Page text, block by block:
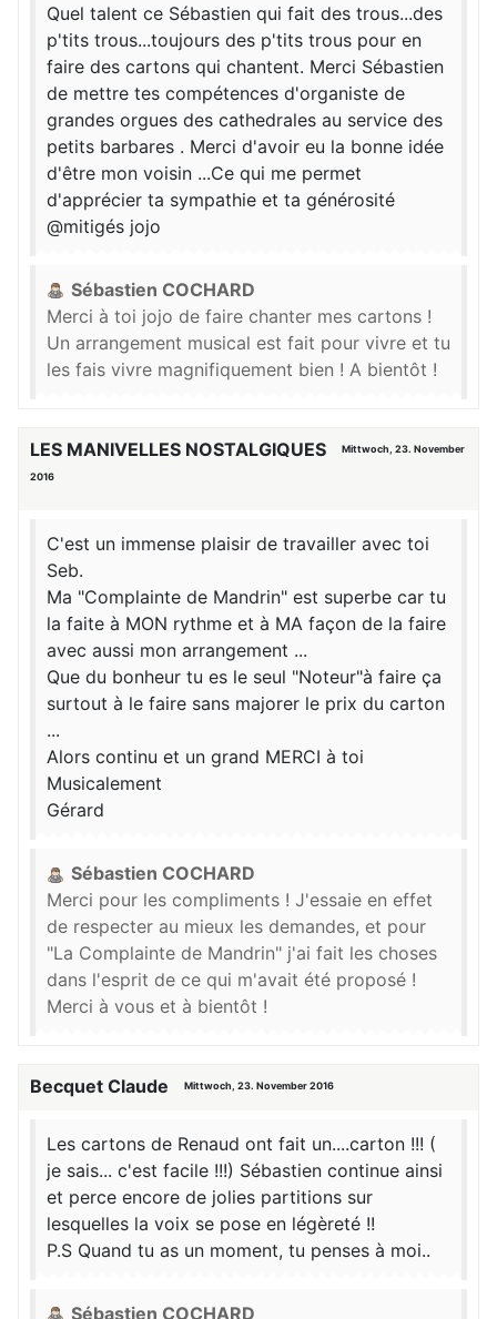
Quel talent ce Sébastien qui fait des trous...des
p'tits trous...toujours des p'tits trous pour en
faire des cartons qui chantent. Merci Sébastien
de mettre tes compétences d'organiste de
grandes orgues des cathedrales au service des
petits barbares . Merci d'avoir eu la bonne idée
d'être mon voisin ...Ce qui me permet
d'apprécier ta sympathie et ta générosité
@mitigés jojo
Sébastien COCHARD
Merci à toi jojo de faire chanter mes cartons !
Un arrangement musical est fait pour vivre et tu
les fais vivre magnifiquement bien ! A bientôt !
LES MANIVELLES NOSTALGIQUES Mittwoch, 23. November
2016
C'est un immense plaisir de travailler avec toi
Seb.
Ma "Complainte de Mandrin" est superbe car tu
la faite à MON rythme et à MA façon de la faire
avec aussi mon arrangement ...
Que du bonheur tu es le seul "Noteur"à faire ça
surtout à le faire sans majorer le prix du carton
...
Alors continu et un grand MERCI à toi
Musicalement
Gérard
Sébastien COCHARD
Merci pour les compliments ! J'essaie en effet
de respecter au mieux les demandes, et pour
"La Complainte de Mandrin" j'ai fait les choses
dans l'esprit de ce qui m'avait été proposé !
Merci à vous et à bientôt !
Becquet Claude Mittwoch, 23. November 2016
Les cartons de Renaud ont fait un....carton !!! (
je sais... c'est facile !!!) Sébastien continue ainsi
et perce encore de jolies partitions sur
lesquelles la voix se pose en légèreté !!
P.S Quand tu as un moment, tu penses à moi..
Sébastien COCHARD